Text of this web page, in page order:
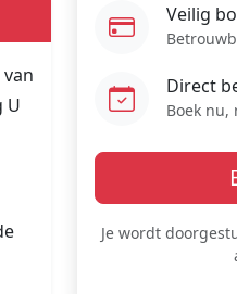
U
Veilig
Direct
Boek nu,
Je wordt